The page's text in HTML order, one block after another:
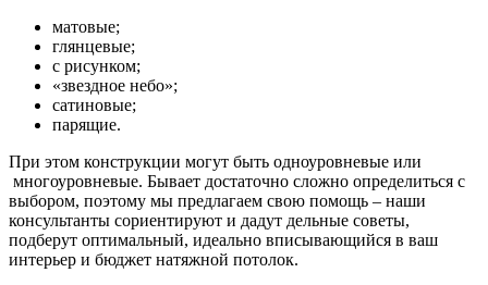
матовые;
глянцевые;
с рисунком;
«звездное небо»;
сатиновые;
парящие.
При этом конструкции могут быть одноуровневые или
многоуровневые. Бывает достаточно сложно определиться с
выбором, поэтому мы предлагаем свою помощь – наши
консультанты сориентируют и дадут дельные советы,
подберут оптимальный, идеально вписывающийся в ваш
интерьер и бюджет натяжной потолок.